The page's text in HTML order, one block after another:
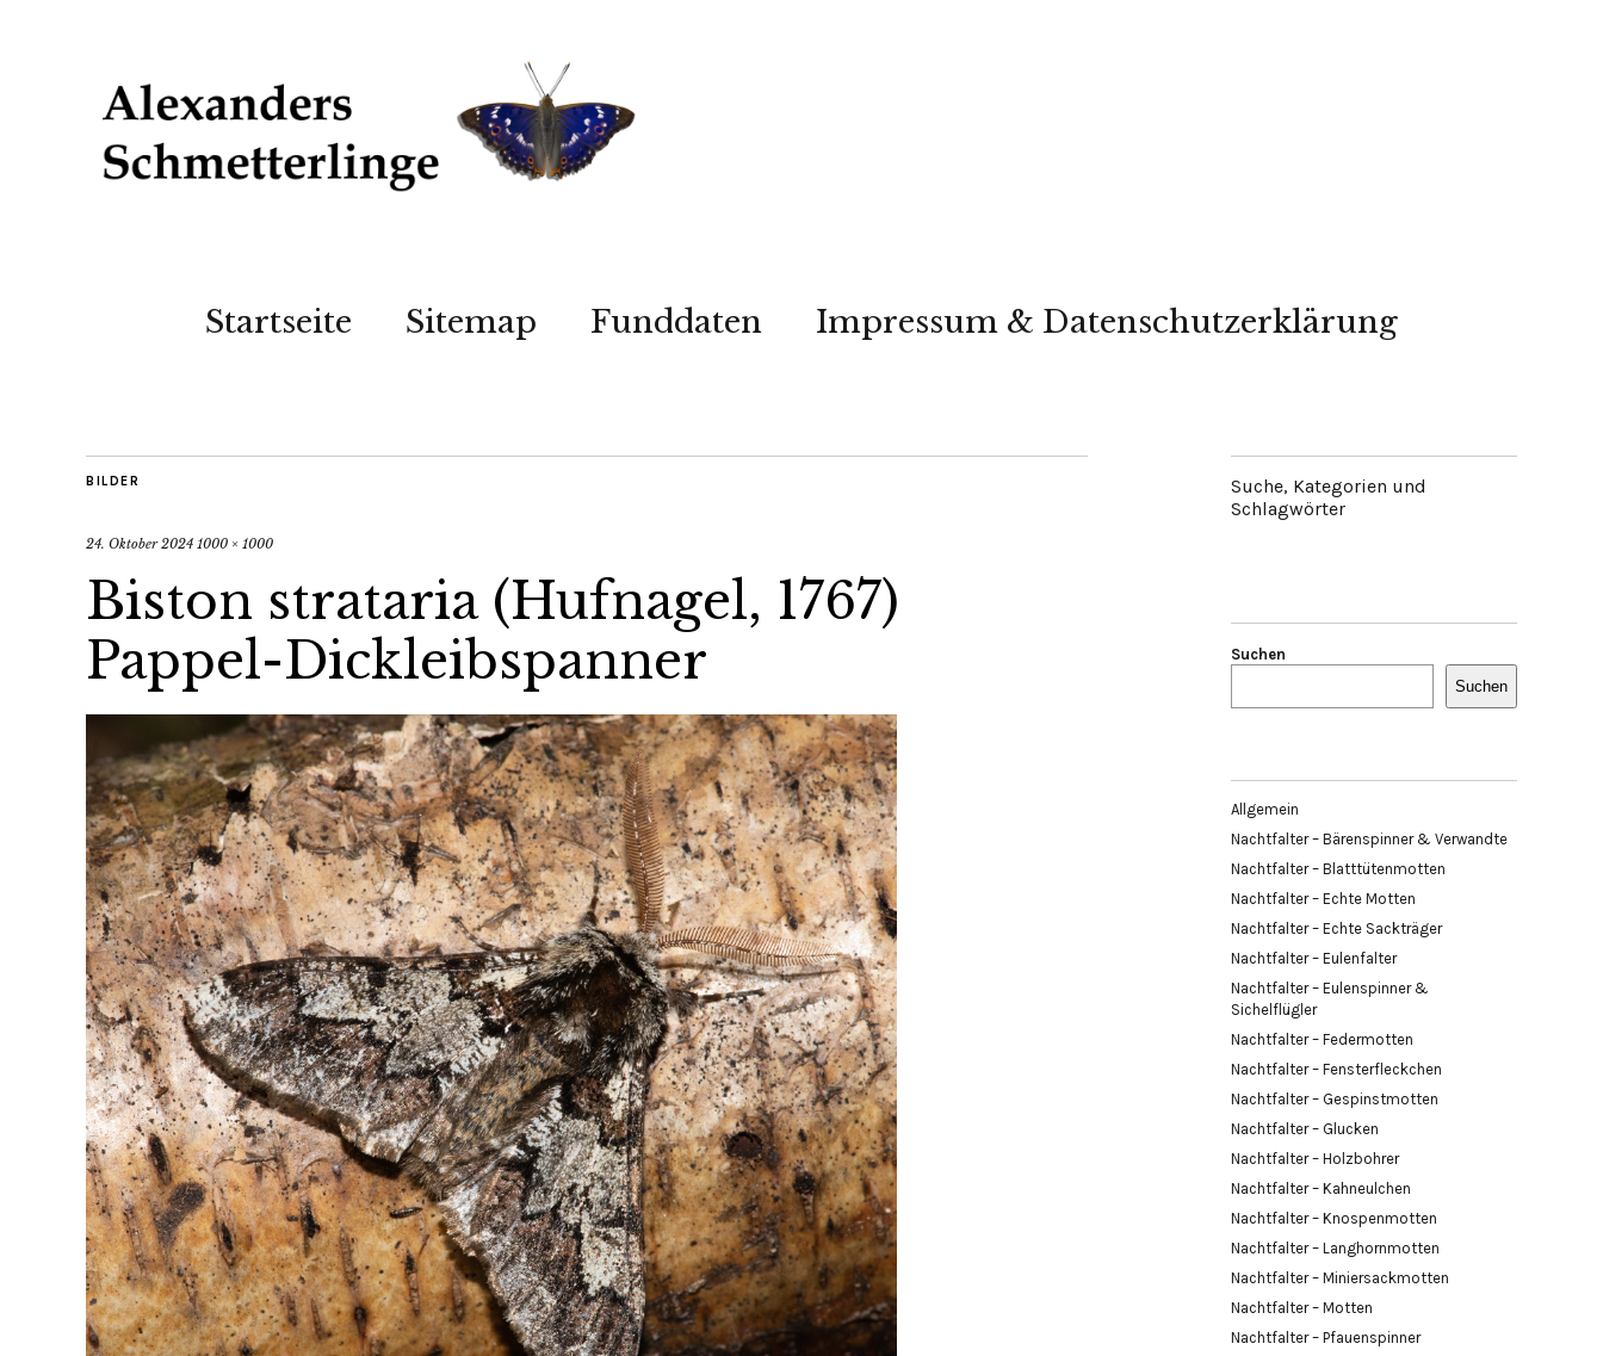
Startseite Sitemap Funddaten Impressum & Datenschutzerklärung
BILDER
24. Oktober 2024 1000 × 1000
Biston strataria (Hufnagel, 1767)
Pappel-Dickleibspanner
Suche, Kategorien und
Schlagwörter
Suchen
Suchen
Allgemein
Nachtfalter – Bärenspinner & Verwandte
Nachtfalter – Blatttütenmotten
Nachtfalter – Echte Motten
Nachtfalter – Echte Sackträger
Nachtfalter – Eulenfalter
Nachtfalter – Eulenspinner &
Sichelflügler
Nachtfalter – Federmotten
Nachtfalter – Fensterfleckchen
Nachtfalter – Gespinstmotten
Nachtfalter – Glucken
Nachtfalter – Holzbohrer
Nachtfalter – Kahneulchen
Nachtfalter – Knospenmotten
Nachtfalter – Langhornmotten
Nachtfalter – Miniersackmotten
Nachtfalter – Motten
Nachtfalter – Pfauenspinner